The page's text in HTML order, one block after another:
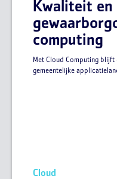
Kwaliteit en
computing
Met Cloud Computing blijft
gemeentelijke
Cloud